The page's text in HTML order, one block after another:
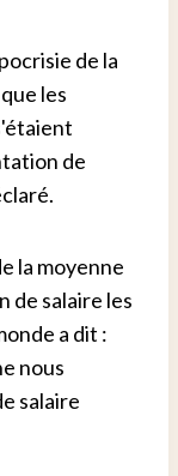
de la
les
de
la moyenne
de salaire les
a dit :
nous
salaire